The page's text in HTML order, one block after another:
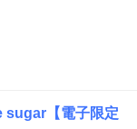
sugar【電子限定